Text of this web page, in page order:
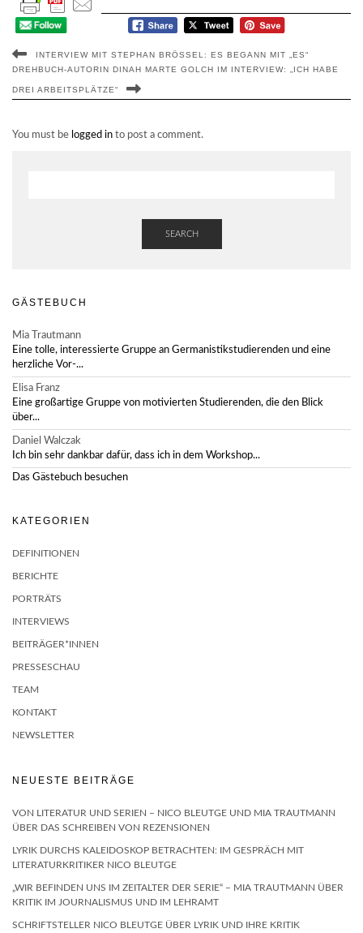
INTERVIEW MIT STEPHAN BRÖSSEL: ES BEGANN MIT „ES“
DREHBUCH-AUTORIN DINAH MARTE GOLCH IM INTERVIEW: „ICH HABE
DREI ARBEITSPLÄTZE“
You must be logged in to post a comment.
SEARCH
GÄSTEBUCH
Mia Trautmann
Eine tolle, interessierte Gruppe an Germanistikstudierenden und eine
herzliche Vor-...
Elisa Franz
Eine großartige Gruppe von motivierten Studierenden, die den Blick
über...
Daniel Walczak
Ich bin sehr dankbar dafür, dass ich in dem Workshop...
Das Gästebuch besuchen
KATEGORIEN
DEFINITIONEN
BERICHTE
PORTRÄTS
INTERVIEWS
BEITRÄGER*INNEN
PRESSESCHAU
TEAM
KONTAKT
NEWSLETTER
NEUESTE BEITRÄGE
VON LITERATUR UND SERIEN – NICO BLEUTGE UND MIA TRAUTMANN
ÜBER DAS SCHREIBEN VON REZENSIONEN
LYRIK DURCHS KALEIDOSKOP BETRACHTEN: IM GESPRÄCH MIT
LITERATURKRITIKER NICO BLEUTGE
„WIR BEFINDEN UNS IM ZEITALTER DER SERIE“ – MIA TRAUTMANN ÜBER
KRITIK IM JOURNALISMUS UND IM LEHRAMT
SCHRIFTSTELLER NICO BLEUTGE ÜBER LYRIK UND IHRE KRITIK